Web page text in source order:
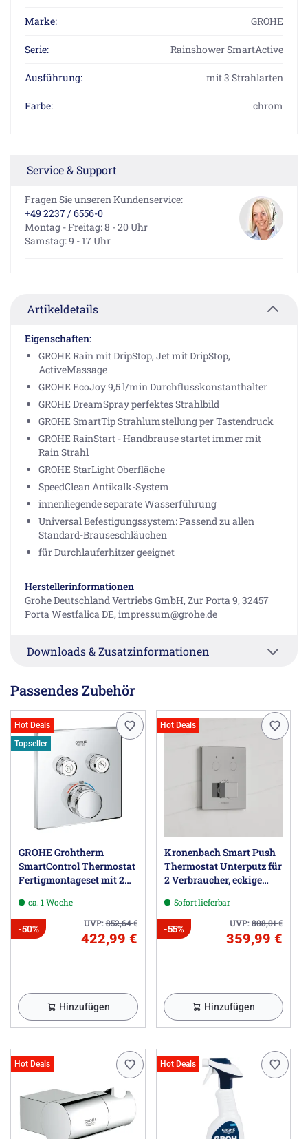
Marke: GROHE
Serie: Rainshower SmartActive
Ausführung: mit 3 Strahlarten
Farbe: chrom
Service & Support
Fragen Sie unseren Kundenservice:
+49 2237 / 6556-0
Montag - Freitag: 8 - 20 Uhr
Samstag: 9 - 17 Uhr
Artikeldetails
Eigenschaften:
GROHE Rain mit DripStop, Jet mit DripStop,
ActiveMassage
GROHE EcoJoy 9,5 l/min Durchflusskonstanthalter
GROHE DreamSpray perfektes Strahlbild
GROHE SmartTip Strahlumstellung per Tastendruck
GROHE RainStart - Handbrause startet immer mit
Rain Strahl
GROHE StarLight Oberfläche
SpeedClean Antikalk-System
innenliegende separate Wasserführung
Universal Befestigungssystem: Passend zu allen
Standard-Brauseschläuchen
für Durchlauferhitzer geeignet
Herstellerinformationen
Grohe Deutschland Vertriebs GmbH, Zur Porta 9, 32457
Porta Westfalica DE, impressum@grohe.de
Downloads & Zusatzinformationen
Passendes Zubehör
Hot Deals
Topseller
GROHE Grohtherm
SmartControl Thermostat
Fertigmontageset mit 2
Ausführung
ca. 1 Woche
UVP:852,64€
-50%
422,99 €
Hinzufügen
Hot Deals
Kronenbach Smart Push
Thermostat Unterputz für
2 Verbraucher, eckige
Sofort lieferbar
UVP:808,01€
-55%
359,99 €
Hinzufügen
Hot Deals Hot Deals